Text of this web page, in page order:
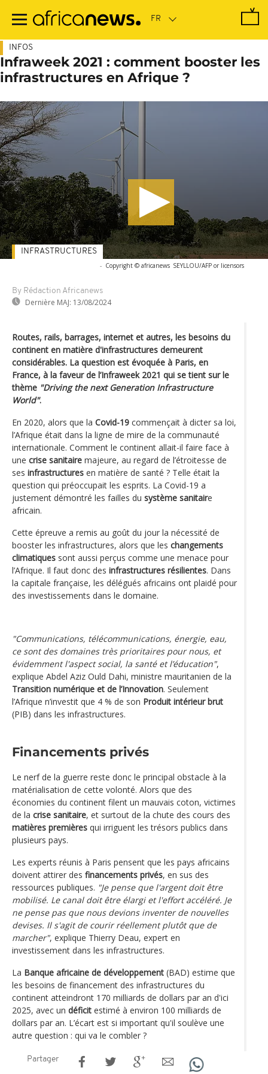
contenu
INFOS
Infraweek 2021 : comment booster les
infrastructures en Afrique ?
- Copyright © africanews SEYLLOU/AFP or licensors
By Rédaction Africanews
Dernière MAJ: 13/08/2024
INFRASTRUCTURES
Routes, rails, barrages, internet et autres, les besoins du
continent en matière d'infrastructures demeurent
considérables. La question est évoquée à Paris, en
France, à la faveur de l’Infraweek 2021 qui se tient sur le
thème "Driving the next Generation Infrastructure
World".
En 2020, alors que la Covid-19 commençait à dicter sa loi,
l’Afrique était dans la ligne de mire de la communauté
internationale. Comment le continent allait-il faire face à
une crise sanitaire majeure, au regard de l’étroitesse de
ses infrastructures en matière de santé ? Telle était la
question qui préoccupait les esprits. La Covid-19 a
justement démontré les failles du système sanitaire
africain.
Cette épreuve a remis au goût du jour la nécessité de
booster les infrastructures, alors que les changements
climatiques sont aussi perçus comme une menace pour
l’Afrique. Il faut donc des infrastructures résilientes. Dans
la capitale française, les délégués africains ont plaidé pour
des investissements dans le domaine.
"Communications, télécommunications, énergie, eau,
ce sont des domaines très prioritaires pour nous, et
évidemment l'aspect social, la santé et l’éducation",
explique Abdel Aziz Ould Dahi, ministre mauritanien de la
Transition numérique et de l’Innovation. Seulement
l’Afrique n’investit que 4 % de son Produit intérieur brut
(PIB) dans les infrastructures.
Financements privés
Le nerf de la guerre reste donc le principal obstacle à la
matérialisation de cette volonté. Alors que des
économies du continent filent un mauvais coton, victimes
de la crise sanitaire, et surtout de la chute des cours des
matières premières qui irriguent les trésors publics dans
plusieurs pays.
Les experts réunis à Paris pensent que les pays africains
doivent attirer des financements privés, en sus des
ressources publiques. "Je pense que l'argent doit être
mobilisé. Le canal doit être élargi et l'effort accéléré. Je
ne pense pas que nous devions inventer de nouvelles
devises. Il s'agit de courir réellement plutôt que de
marcher", explique Thierry Deau, expert en
investissement dans les infrastructures.
La Banque africaine de développement (BAD) estime que
les besoins de financement des infrastructures du
continent atteindront 170 milliards de dollars par an d'ici
2025, avec un déficit estimé à environ 100 milliards de
dollars par an. L’écart est si important qu'il soulève une
autre question : qui va le combler ?
Partager